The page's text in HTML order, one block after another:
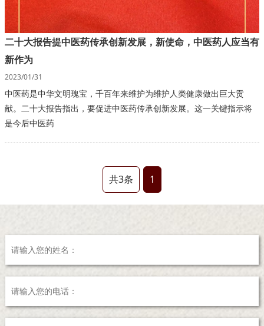
二十大报告提中医药传承创新发展，新使命，中医药人应当有
新作为
2023/01/31
中医药是中华文明瑰宝，千百年来维护为维护人类健康做出巨大贡
献。二十大报告指出，要促进中医药传承创新发展。这一关键指示将
是今后中医药
共3条 1